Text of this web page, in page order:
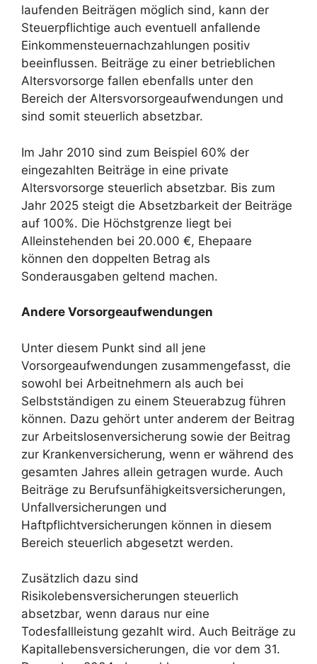
laufenden Beiträgen möglich sind, kann der
Steuerpflichtige auch eventuell anfallende
Einkommensteuernachzahlungen positiv
beeinflussen. Beiträge zu einer betrieblichen
Altersvorsorge fallen ebenfalls unter den
Bereich der Altersvorsorgeaufwendungen und
sind somit steuerlich absetzbar.
Im Jahr 2010 sind zum Beispiel 60% der
eingezahlten Beiträge in eine private
Altersvorsorge steuerlich absetzbar. Bis zum
Jahr 2025 steigt die Absetzbarkeit der Beiträge
auf 100%. Die Höchstgrenze liegt bei
Alleinstehenden bei 20.000 €, Ehepaare
können den doppelten Betrag als
Sonderausgaben geltend machen.
Andere Vorsorgeaufwendungen
Unter diesem Punkt sind all jene
Vorsorgeaufwendungen zusammengefasst, die
sowohl bei Arbeitnehmern als auch bei
Selbstständigen zu einem Steuerabzug führen
können. Dazu gehört unter anderem der Beitrag
zur Arbeitslosenversicherung sowie der Beitrag
zur Krankenversicherung, wenn er während des
gesamten Jahres allein getragen wurde. Auch
Beiträge zu Berufsunfähigkeitsversicherungen,
Unfallversicherungen und
Haftpflichtversicherungen können in diesem
Bereich steuerlich abgesetzt werden.
Zusätzlich dazu sind
Risikolebensversicherungen steuerlich
absetzbar, wenn daraus nur eine
Todesfallleistung gezahlt wird. Auch Beiträge zu
Kapitallebensversicherungen, die vor dem 31.